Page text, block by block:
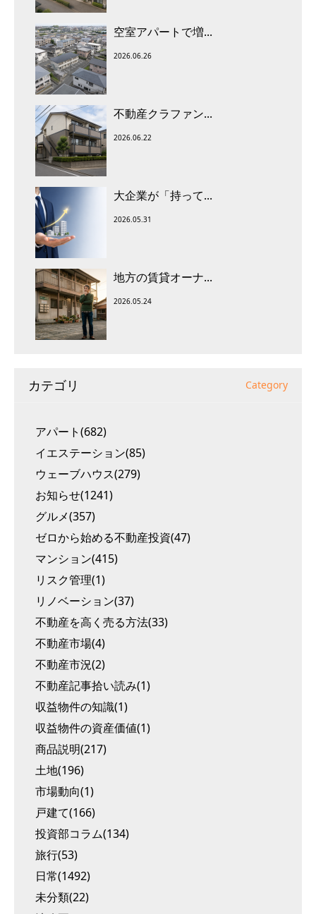
空室アパートで増...
2026.06.26
不動産クラファン...
2026.06.22
大企業が「持って...
2026.05.31
地方の賃貸オーナ...
2026.05.24
カテゴリ Category
アパート(682)
イエステーション(85)
ウェーブハウス(279)
お知らせ(1241)
グルメ(357)
ゼロから始める不動産投資(47)
マンション(415)
リスク管理(1)
リノベーション(37)
不動産を高く売る方法(33)
不動産市場(4)
不動産市況(2)
不動産記事拾い読み(1)
収益物件の知識(1)
収益物件の資産価値(1)
商品説明(217)
土地(196)
市場動向(1)
戸建て(166)
投資部コラム(134)
旅行(53)
日常(1492)
未分類(22)